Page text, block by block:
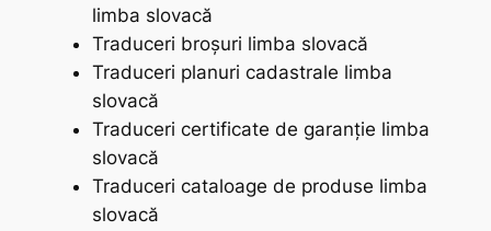
limba slovacă
Traduceri broșuri limba slovacă
Traduceri planuri cadastrale limba
slovacă
Traduceri certificate de garanție limba
slovacă
Traduceri cataloage de produse limba
slovacă